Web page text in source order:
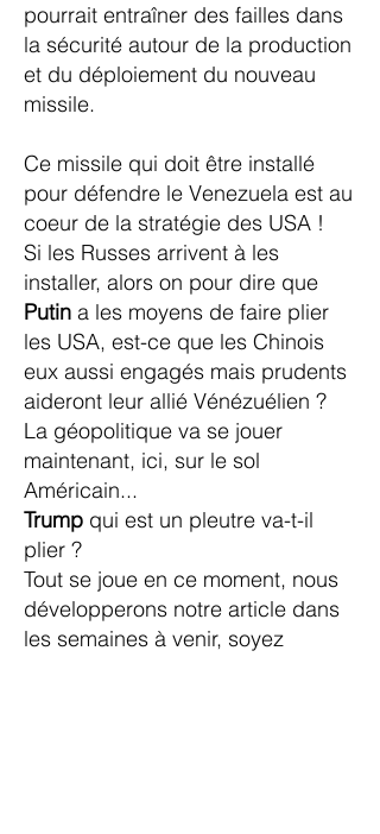
pourrait entraîner des failles dans
la sécurité autour de la production
et du déploiement du nouveau
missile.
Ce missile qui doit être installé
pour défendre le Venezuela est au
coeur de la stratégie des USA !
Si les Russes arrivent à les
installer, alors on pour dire que
Putin a les moyens de faire plier
les USA, est-ce que les Chinois
eux aussi engagés mais prudents
aideront leur allié Vénézuélien ?
La géopolitique va se jouer
maintenant, ici, sur le sol
Américain...
Trump qui est un pleutre va-t-il
plier ?
Tout se joue en ce moment, nous
développerons notre article dans
les semaines à venir, soyez